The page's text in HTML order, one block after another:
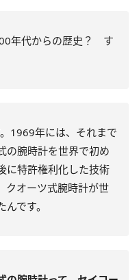
年代からの歴史？ す
1969年には、それまで
の腕時計を世界で初め
に特許権利化した技術
クオーツ式腕時計が世
です。